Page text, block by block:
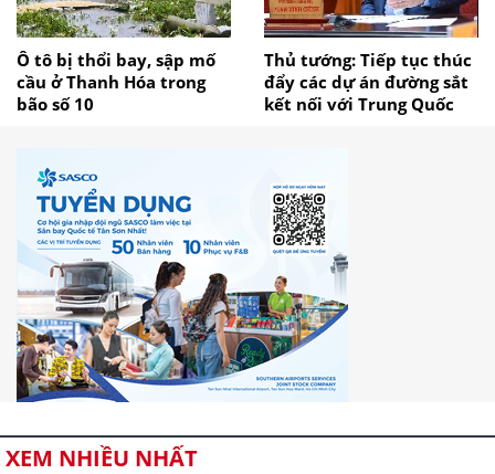
Ô tô bị thổi bay, sập mố
cầu ở Thanh Hóa trong
bão số 10
Thủ tướng: Tiếp tục thúc
đẩy các dự án đường sắt
kết nối với Trung Quốc
XEM NHIỀU NHẤT